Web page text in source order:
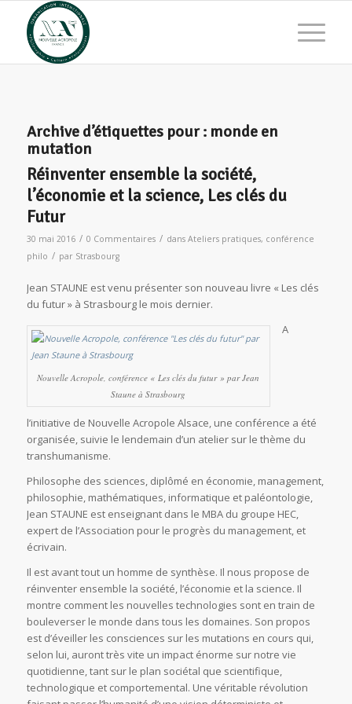
Archive d’étiquettes pour : monde en
mutation
Réinventer ensemble la société,
l’économie et la science, Les clés du
Futur
30 mai 2016 / 0 Commentaires / dans Ateliers pratiques, conférence
philo / par Strasbourg
Jean STAUNE est venu présenter son nouveau livre « Les clés
du futur » à Strasbourg le mois dernier.
Nouvelle Acropole, conférence « Les clés du futur » par Jean
Staune à Strasbourg
A
l’initiative de Nouvelle Acropole Alsace, une conférence a été
organisée, suivie le lendemain d’un atelier sur le thème du
transhumanisme.
Philosophe des sciences, diplômé en économie, management,
philosophie, mathématiques, informatique et paléontologie,
Jean STAUNE est enseignant dans le MBA du groupe HEC,
expert de l’Association pour le progrès du management, et
écrivain.
Il est avant tout un homme de synthèse. Il nous propose de
réinventer ensemble la société, l’économie et la science. Il
montre comment les nouvelles technologies sont en train de
bouleverser le monde dans tous les domaines. Son propos
est d’éveiller les consciences sur les mutations en cours qui,
selon lui, auront très vite un impact énorme sur notre vie
quotidienne, tant sur le plan sociétal que scientifique,
technologique et comportemental. Une véritable révolution